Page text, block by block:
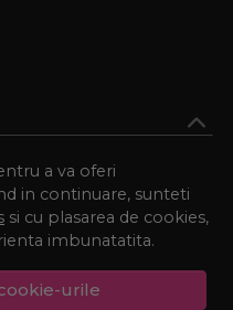
a va oferi
in continuare, sunteti
si cu plasarea de cookies,
imbunatatita.
urile